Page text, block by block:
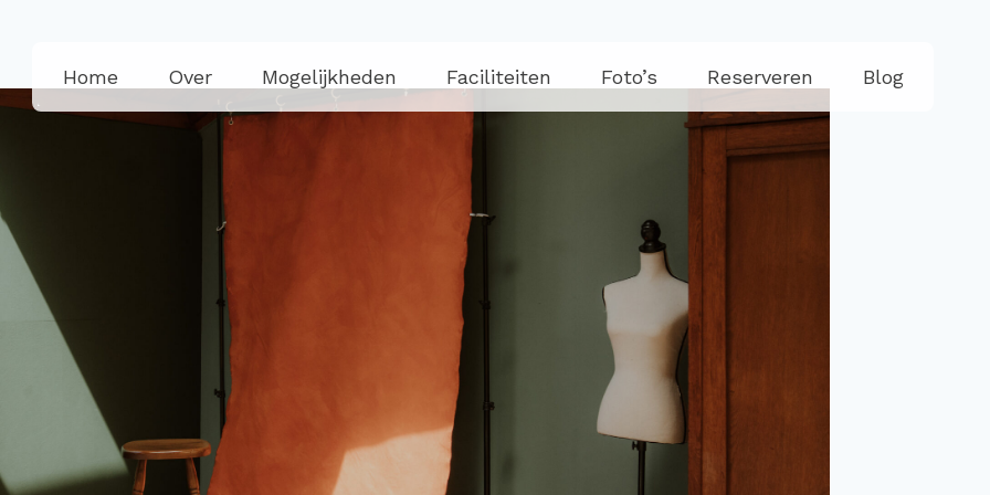
Home Over Mogelijkheden Faciliteiten Foto’s Reserveren Blog